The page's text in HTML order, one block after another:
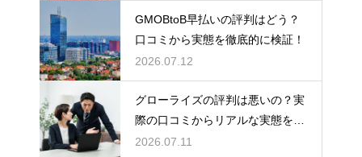
GMOBtoB早払いの評判はどう？
口コミから実態を徹底的に検証！
2026.07.12
グローライズの評判は悪いの？実
際の口コミからリアルな実態を検
証！
2026.07.11